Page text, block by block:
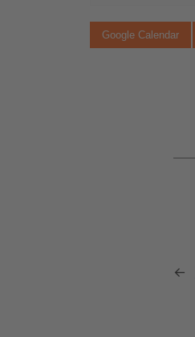
Google Calendar
←